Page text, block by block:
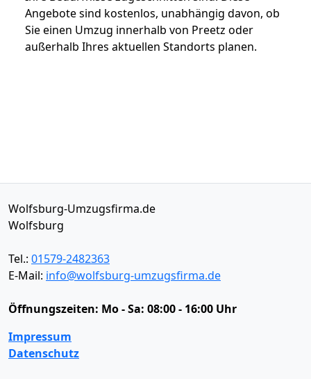
Angebote sind kostenlos, unabhängig davon, ob
Sie einen Umzug innerhalb von Preetz oder
außerhalb Ihres aktuellen Standorts planen.
Wolfsburg-Umzugsfirma.de
Wolfsburg
Tel.: 01579-2482363
E-Mail: info@wolfsburg-umzugsfirma.de
Öffnungszeiten: Mo - Sa: 08:00 - 16:00 Uhr
Impressum
Datenschutz